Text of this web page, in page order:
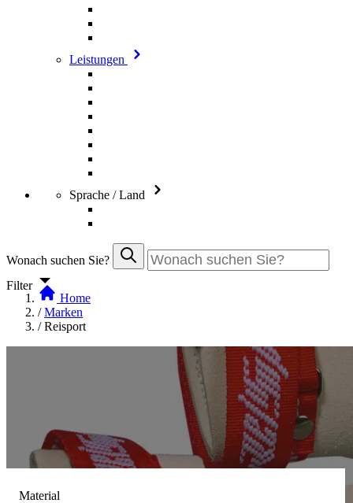
Leistungen
Sprache / Land
Wonach suchen Sie?
Filter
Material
Home
/ Marken
/ Reisport